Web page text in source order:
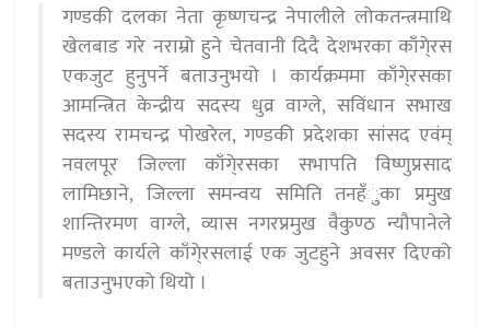
गण्डकी दलका नेता कृष्णचन्द्र नेपालीले लोकतन्त्रमाथि
खेलबाड गरे नराम्रो हुने चेतवानी दिदै देशभरका काँगे्रस
एकजुट हुनुपर्ने बताउनुभयो । कार्यक्रममा काँगे्रसका
आमन्त्रित केन्द्रीय सदस्य धुव्र वाग्ले, सविंधान सभाख
सदस्य रामचन्द्र पाेखरेल, गण्डकी प्रदेशका सांसद एवंम्
नवलपूर जिल्ला काँगे्रसका सभापति विष्णुप्रसाद
लामिछाने, जिल्ला समन्वय समिति तनहँुका प्रमुख
शान्तिरमण वाग्ले, व्यास नगरप्रमुख वैकुण्ठ न्यौपानेले
मण्डले कार्यले काँगे्रसलाई एक जुटहुने अवसर दिएको
बताउनुभएको थियो ।